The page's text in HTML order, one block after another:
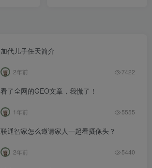
加代儿子任天简介
2年前 7422
看了全网的GEO文章，我慌了！
1年前 5555
联通智家怎么邀请家人一起看摄像头？
2年前 5440